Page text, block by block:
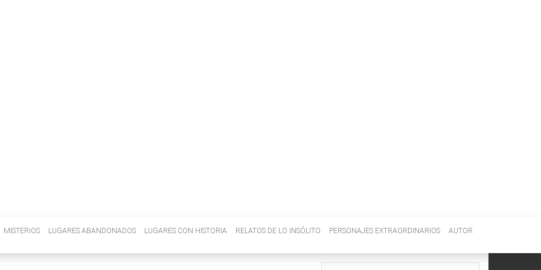
MISTERIOS LUGARES ABANDONADOS LUGARES CON HISTORIA RELATOS DE LO INSÓLITO PERSONAJES EXTRAORDINARIOS AUTOR